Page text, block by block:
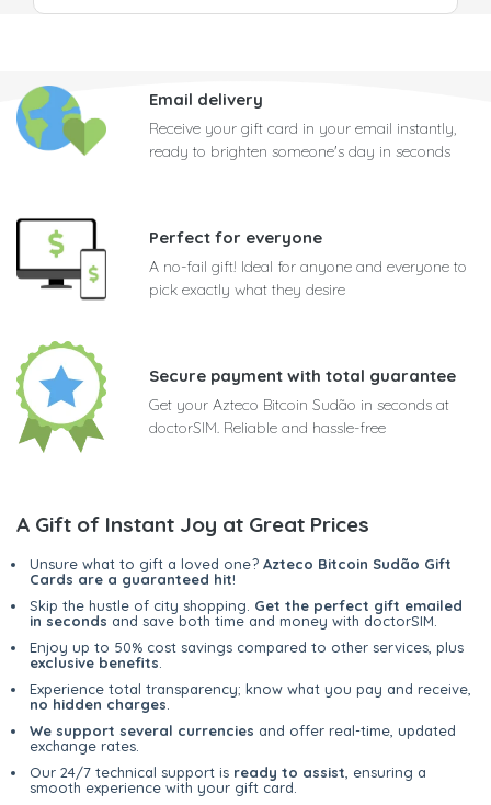
Email delivery
Receive your gift card in your email instantly,
ready to brighten someone's day in seconds
Perfect for everyone
A no-fail gift! Ideal for anyone and everyone to
pick exactly what they desire
Secure payment with total guarantee
Get your Azteco Bitcoin Sudão in seconds at
doctorSIM. Reliable and hassle-free
A Gift of Instant Joy at Great Prices
Unsure what to gift a loved one? Azteco Bitcoin Sudão Gift
Cards are a guaranteed hit!
Skip the hustle of city shopping. Get the perfect gift emailed
in seconds and save both time and money with doctorSIM.
Enjoy up to 50% cost savings compared to other services, plus
exclusive benefits
Experience total transparency; know what you pay and receive,
no hidden charges
We support several currencies and offer real-time, updated
exchange rates.
Our 24/7 technical support is ready to assist , ensuring a
smooth experience with your gift card.